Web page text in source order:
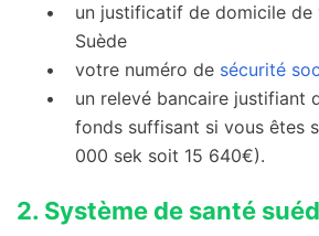
un justificatif de domicile de
Suède
votre numéro de sécurité
un relevé bancaire justifiant
fonds suffisant si vous êtes
000 sek soit 15 640€).
2. Système de santé